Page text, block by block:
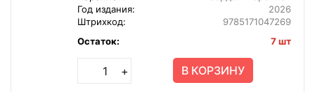
Год издания:
2026
Штрихкод:
9785171047269
Остаток:
7 шт
+ В КОРЗИНУ